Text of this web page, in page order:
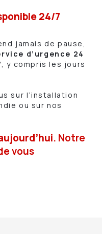
24/7
jamais de pause,
d’urgence 24
, y compris les jours
sur l’installation
ou sur nos
. Notre
vous